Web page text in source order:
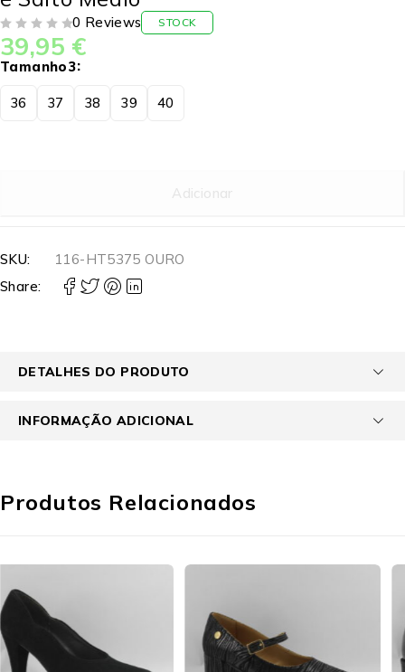
0 Reviews STOCK
39,95 €
Tamanho3
36 37 38 39 40
Adicionar
SKU:
116-HT5375 OURO
Share:
DETALHES DO PRODUTO
INFORMAÇÃO ADICIONAL
Produtos Relacionados